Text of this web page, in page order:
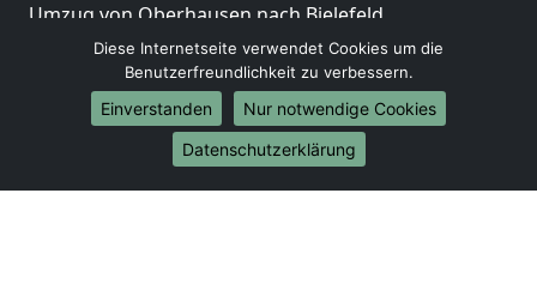
Umzug von Oberhausen nach Bielefeld
Umzug von Oberhausen nach Bonn
Umzug von Oberhausen nach Münster
Internationale-Umzüge
Umzug von Oberhausen nach Brasilien
Umzug von Oberhausen nach Brunei Darussalam
Diese Internetseite verwendet Cookies um die
Benutzerfreundlichkeit zu verbessern.
Einverstanden
Nur notwendige Cookies
Datenschutzerklärung